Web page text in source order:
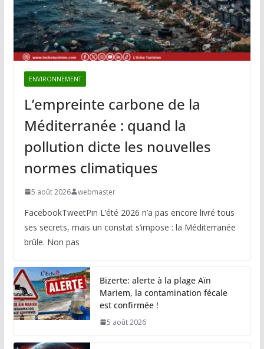
ENVIRONNEMENT
L’empreinte carbone de la
Méditerranée : quand la
pollution dicte les nouvelles
normes climatiques
5 août 2026 webmaster
FacebookTweetPin L’été 2026 n’a pas encore livré tous
ses secrets, mais un constat s’impose : la Méditerranée
brûle. Non pas
Bizerte: alerte à la plage Aïn
Mariem, la contamination fécale
est confirmée !
5 août 2026